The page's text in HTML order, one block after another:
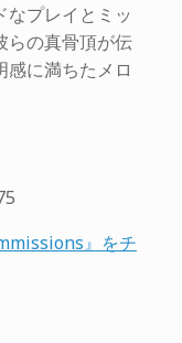
なプレイとミッ
らの真骨頂が伝
に満ちたメロ
』をチ